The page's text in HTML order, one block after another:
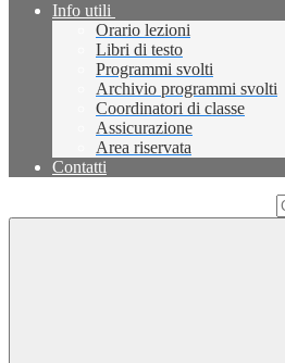
Info utili
Orario lezioni
Libri di testo
Programmi svolti
Archivio programmi svolti
Coordinatori di classe
Assicurazione
Area riservata
Contatti